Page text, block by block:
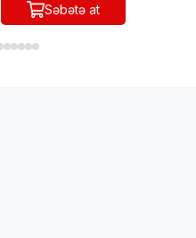
Səbətə at